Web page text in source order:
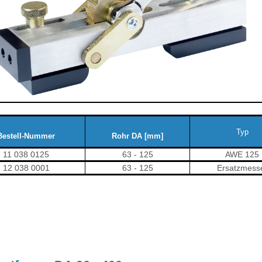
Nummer Rohr DA [mm] Typ
11 038 0125 63 - 125
AWE 125
12 038 0001
63 - 125